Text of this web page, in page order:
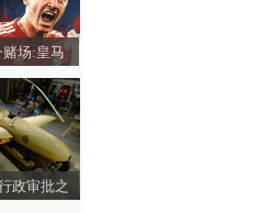
场:皇马
政审批之